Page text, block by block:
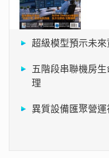
超級模型預示未來
五階段串聯機房
理
異質設備匯聚營